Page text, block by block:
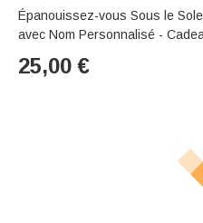
Épanouissez-vous Sous le
avec Nom Personnalisé -
25,00 €